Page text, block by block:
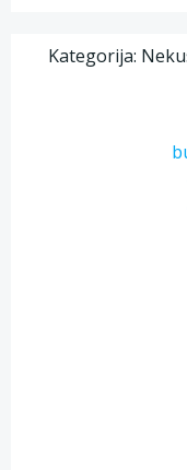
Kategorija: